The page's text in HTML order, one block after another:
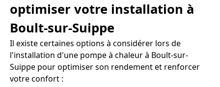
optimiser votre installation à
Boult-sur-Suippe
Il existe certaines options à considérer lors de
l'installation d'une pompe à chaleur à Boult-sur-
Suippe pour optimiser son rendement et renforcer
votre confort :